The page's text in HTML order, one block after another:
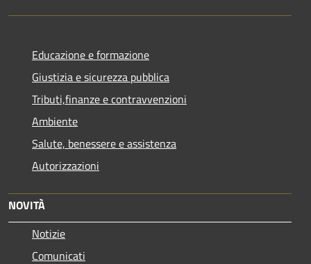
Educazione e formazione
Giustizia e sicurezza pubblica
Tributi,finanze e contravvenzioni
Ambiente
Salute, benessere e assistenza
Autorizzazioni
NOVITÀ
Notizie
Comunicati